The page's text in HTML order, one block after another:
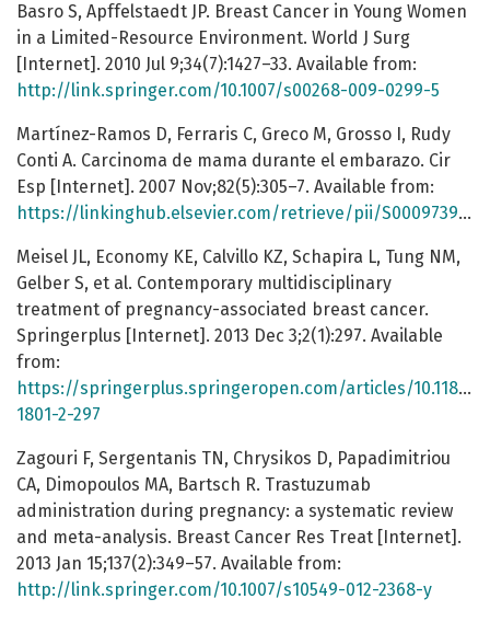
Basro S, Apffelstaedt JP. Breast Cancer in Young Women
in a Limited-Resource Environment. World J Surg
[Internet]. 2010 Jul 9;34(7):1427–33. Available from:
http://link.springer.com/10.1007/s00268-009-0299-5
Martínez-Ramos D, Ferraris C, Greco M, Grosso I, Rudy
Conti A. Carcinoma de mama durante el embarazo. Cir
Esp [Internet]. 2007 Nov;82(5):305–7. Available from:
https://linkinghub.elsevier.com/retrieve/pii/S0009739X0771730X
Meisel JL, Economy KE, Calvillo KZ, Schapira L, Tung NM,
Gelber S, et al. Contemporary multidisciplinary
treatment of pregnancy-associated breast cancer.
Springerplus [Internet]. 2013 Dec 3;2(1):297. Available
from:
https://springerplus.springeropen.com/articles/10.1186/
1801-2-297
Zagouri F, Sergentanis TN, Chrysikos D, Papadimitriou
CA, Dimopoulos MA, Bartsch R. Trastuzumab
administration during pregnancy: a systematic review
and meta-analysis. Breast Cancer Res Treat [Internet].
2013 Jan 15;137(2):349–57. Available from:
http://link.springer.com/10.1007/s10549-012-2368-y